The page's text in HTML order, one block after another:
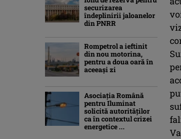
securizarea
îndeplinirii jaloanelor
din PNRR
Rompetrol a ieftinit
din nou motorina,
pentru a doua oară în
aceeași zi
Asociaţia Română
pentru Iluminat
solicită autorităților
ca în contextul crizei
energetice ...